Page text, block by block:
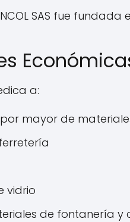
SAS fue
a:
mayor de
vidrio
de fontanería y